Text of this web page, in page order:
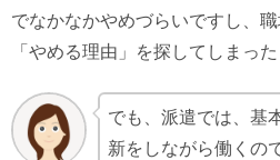
でなかなかやめづらいですし、
「やめる理由」を探してしまった
でも、派遣では、基
新をしながら働くの